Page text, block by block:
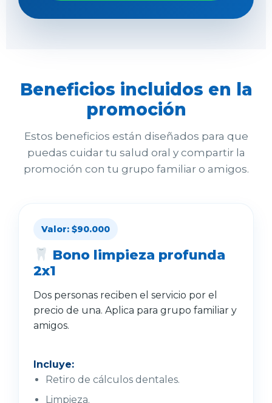
Beneficios incluidos en la
promoción
Estos beneficios están diseñados para que
puedas cuidar tu salud oral y compartir la
promoción con tu grupo familiar o amigos.
Valor: $90.000
Bono limpieza profunda
2x1
Dos personas reciben el servicio por el
precio de una. Aplica para grupo familiar y
amigos.
Incluye:
Retiro de cálculos dentales.
Limpieza.